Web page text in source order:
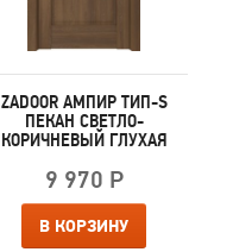
ZADOOR АМПИР ТИП-S
ПЕКАН СВЕТЛО-
КОРИЧНЕВЫЙ ГЛУХАЯ
9 970 Р
В КОРЗИНУ